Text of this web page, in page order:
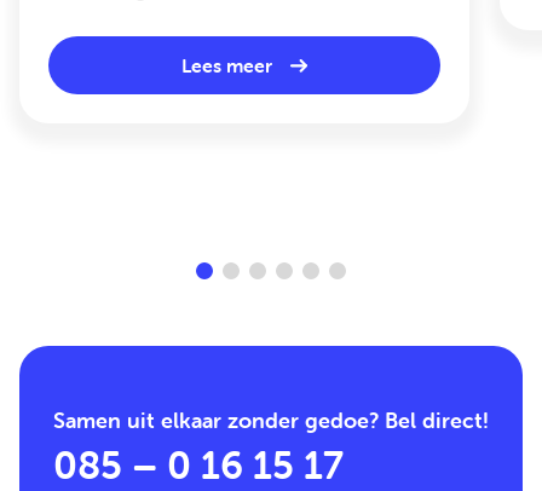
Lees meer
Samen uit elkaar zonder gedoe? Bel direct!
085 – 0 16 15 17